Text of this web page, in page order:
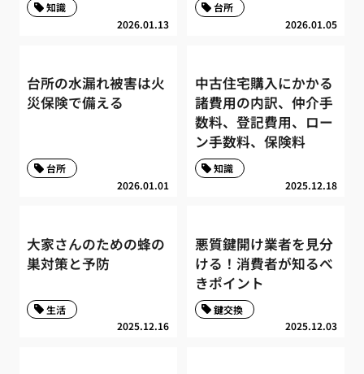
2026.01.13
知識
2026.01.05
台所
台所の水漏れ被害は火
災保険で備える
2026.01.01
台所
中古住宅購入にかかる
諸費用の内訳、仲介手
数料、登記費用、ロー
ン手数料、保険料
2025.12.18
知識
大家さんのための蜂の
巣対策と予防
2025.12.16
生活
悪質鍵開け業者を見分
ける！消費者が知るべ
きポイント
2025.12.03
鍵交換